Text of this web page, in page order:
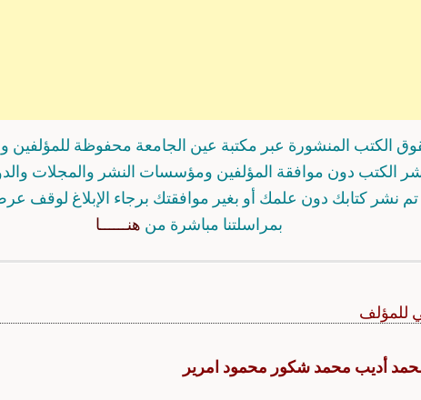
الكتب المنشورة عبر مكتبة عين الجامعة محفوظة للمؤلفين
الكتب دون موافقة المؤلفين ومؤسسات النشر والمجلات
تم نشر كتابك دون علمك أو بغير موافقتك برجاء الإبلاغ لوقف
بمراسلتنا مباشرة من هنــــــا
للمؤلف
أديب محمد شكور محمود امرير